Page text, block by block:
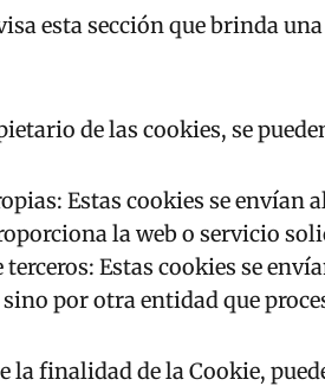
esta sección que brinda
de las cookies, se
Estas cookies se
la web o servicio
terceros: Estas cookies se
por otra entidad que
la finalidad de la Cookie,